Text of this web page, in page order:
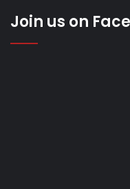
Join us on